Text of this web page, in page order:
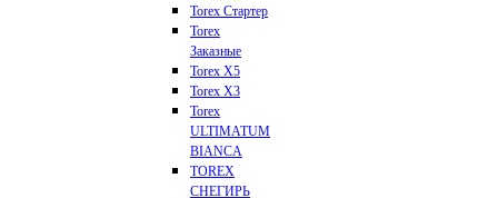
Torex Стартер
Torex
Заказные
Torex Х5
Torex Х3
Torex
ULTIMATUM
BIANCA
TOREX
СНЕГИРЬ